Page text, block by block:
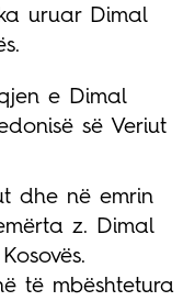
uruar Dimal
e Dimal
së Veriut
dhe në emrin
z. Dimal
të mbështetura